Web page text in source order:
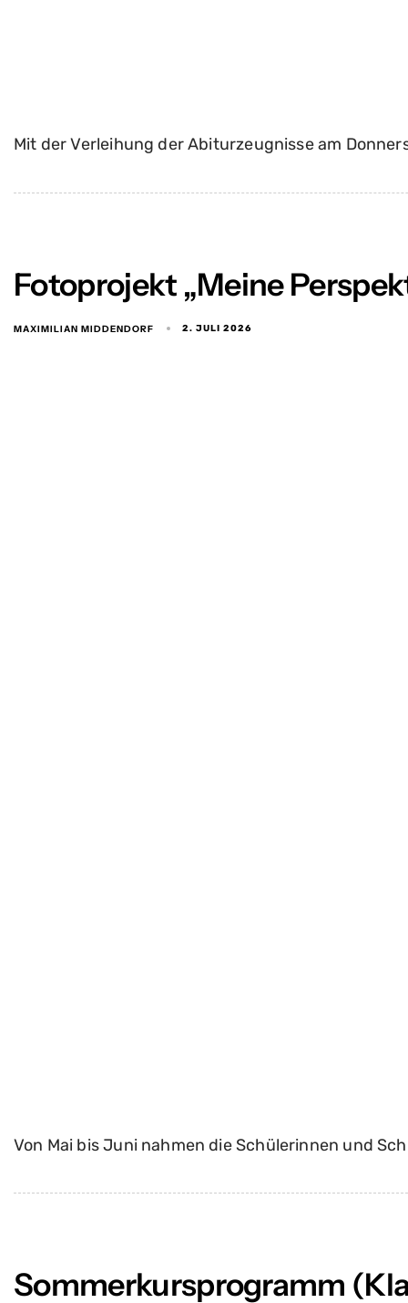
Mit der Verleihung der Abiturzeugnisse am
Fotoprojekt „Meine
MAXIMILIAN MIDDENDORF 2. JULI 2026
Von Mai bis Juni nahmen die Schülerinnen und
Sommerkursprogramm